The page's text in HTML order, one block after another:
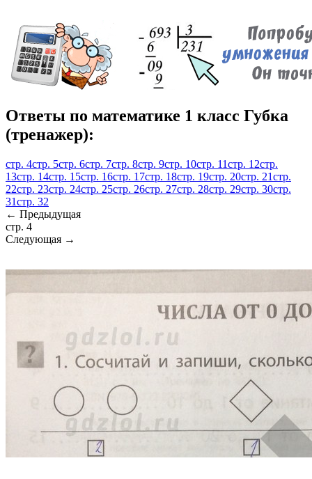
Ответы по математике 1 класс Губка
(тренажер):
стр. 4стр. 5стр. 6стр. 7стр. 8стр. 9стр. 10стр. 11стр. 12стр.
13стр. 14стр. 15стр. 16стр. 17стр. 18стр. 19стр. 20стр. 21стр.
22стр. 23стр. 24стр. 25стр. 26стр. 27стр. 28стр. 29стр. 30стр.
31стр. 32
← Предыдущая
стр. 4
Следующая →